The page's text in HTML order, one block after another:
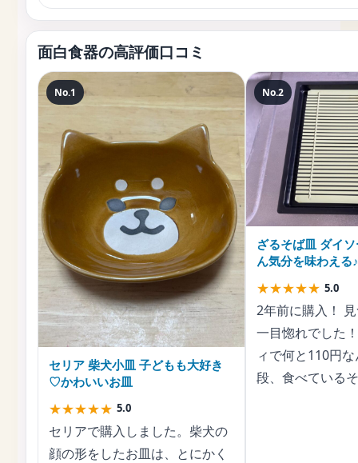
面白食器の高評価口コミ
No.1
セリア 柴犬小皿 子どもも大好き
♡かわいいお皿
★★★★★ 5.0
セリアで購入しました。柴犬の
顔の形をしたお皿は、とにかく
No.2
ざるそば皿 ダイ
ん気分を味わえる♪
★★★★★ 5.0
2年前に購入！
一目惚れでした
ィで何と110円
段、食べている